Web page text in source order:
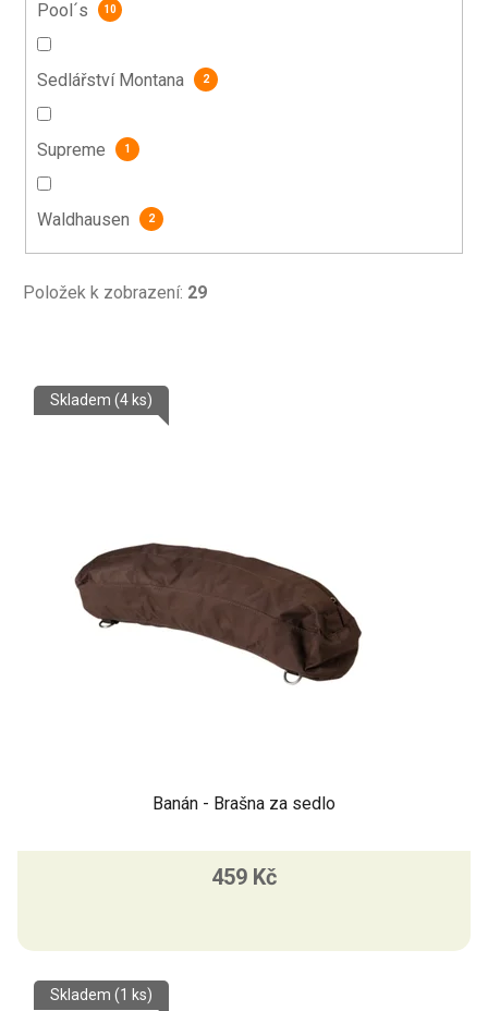
Pool´s 10
Sedlářství Montana 2
Supreme 1
Waldhausen 2
Položek k zobrazení: 29
Banán - Brašna za sedlo
Skladem (4 ks)
459 Kč
Skladem (1 ks)